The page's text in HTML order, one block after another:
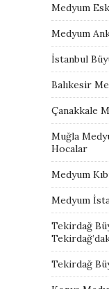
Medyum
Medyum
İstanbul
Balıkesir
Çanakkale
Muğla
Hocalar
Medyum
Medyum
Tekirdağ
Tekirdağ